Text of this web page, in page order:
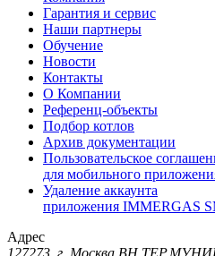
Гарантия и сервис
Наши партнеры
Обучение
Новости
Контакты
О Компании
Референц-объекты
Подбор котлов
Архив документации
Пользовательское
для мобильного
Удаление аккаунта
приложения IMMERGAS
Адрес
127273, г. Москва